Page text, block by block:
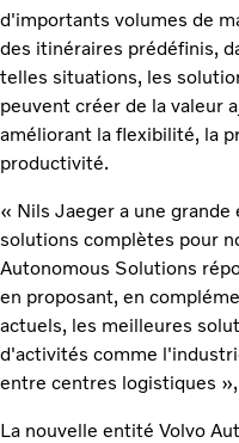
d'importants volumes de
des itinéraires prédéfinis,
telles situations, les
peuvent créer de la valeur
améliorant la flexibilité, la
productivité.
« Nils Jaeger a une
solutions complètes pour
Autonomous Solutions
en proposant, en
actuels, les meilleures
d'activités comme
entre centres logistiques
La nouvelle entité Volvo